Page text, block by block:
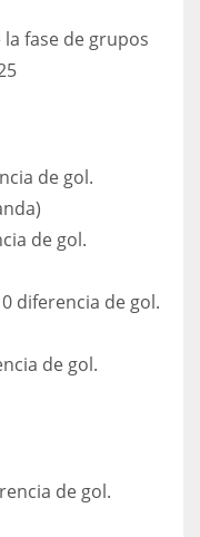
fase de grupos
de gol.
de gol.
diferencia de gol.
de gol.
de gol.